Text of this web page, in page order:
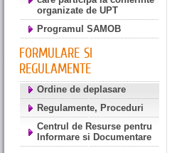
organizate de UPT
Programul SAMOB
FORMULARE SI
REGULAMENTE
Ordine de deplasare
Regulamente, Proceduri
Centrul de Resurse pentru
Informare si Documentare